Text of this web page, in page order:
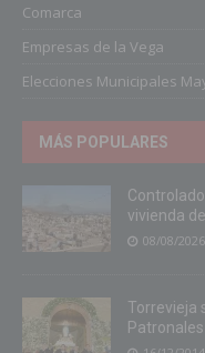
Comarca
Empresas de la Vega
Elecciones Municipales
MÁS POPULARES
vivienda
08/08/2026
Torrevieja